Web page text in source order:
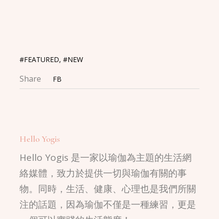
#FEATURED,#NEW
Share FB
Hello Yogis
Hello Yogis 是一家以瑜伽為主題的生活網
絡媒體，致力於提供一切與瑜伽有關的事
物。同時，生活、健康、心理也是我們所關
注的話題，因為瑜伽不僅是一種練習，更是